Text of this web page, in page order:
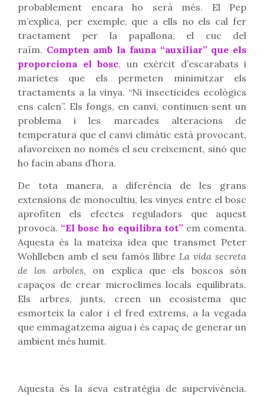
probablement encara ho serà més. El Pep
m’explica, per exemple, que a ells no els cal fer
tractament per la papallona, el cuc del
raïm. Compten amb la fauna “auxiliar” que els
proporciona el bosc, un exèrcit d’escarabats i
marietes que els permeten minimitzar els
tractaments a la vinya. “Ni insecticides ecològics
ens calen”. Els fongs, en canvi, continuen sent un
problema i les marcades alteracions de
temperatura que el canvi climàtic està provocant,
afavoreixen no només el seu creixement, sinó que
ho facin abans d’hora.
De tota manera, a diferència de les grans
extensions de monocultiu, les vinyes entre el bosc
aprofiten els efectes reguladors que aquest
provoca. “El bosc ho equilibra tot” em comenta.
Aquesta és la mateixa idea que transmet Peter
Wohlleben amb el seu famós llibre La vida secreta
de los arboles, on explica que els boscos són
capaços de crear microclimes locals equilibrats.
Els arbres, junts, creen un ecosistema que
esmorteix la calor i el fred extrems, a la vegada
que emmagatzema aigua i és capaç de generar un
ambient més humit.
Aquesta és la seva estratègia de supervivència.